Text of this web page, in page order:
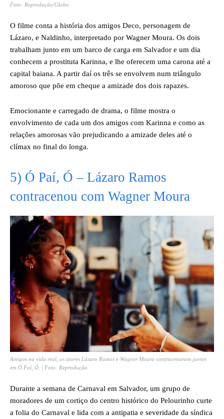
Foto: Reprodução/Globo
O filme conta a história dos amigos Deco, personagem de
Lázaro, e Naldinho, interpretado por Wagner Moura. Os dois
trabalham junto em um barco de carga em Salvador e um dia
conhecem a prostituta Karinna, e lhe oferecem uma carona até a
capital baiana. A partir daí os três se envolvem num triângulo
amoroso que põe em cheque a amizade dos dois rapazes.
Emocionante e carregado de drama, o filme mostra o
envolvimento de cada um dos amigos com Karinna e como as
relações amorosas vão prejudicando a amizade deles até o
clímax no final do longa.
5) Ó Paí, Ó – Lázaro Ramos
contracenou com Wagner Moura
Amigos na vida real, os atores Lázaro Ramos e Wagner Moura contracenaram juntos
em Ó Paí, Ó. | Foto: Reprodução
Durante a semana de Carnaval em Salvador, um grupo de
moradores de um cortiço do centro histórico do Pelourinho curte
a folia do Carnaval e lida com a antipatia e severidade da síndica